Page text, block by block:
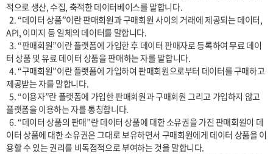
적으로 생산, 수집, 축적한 데이터베이스를 말합니다.
  2. “데이터 상품”이란 판매회원과 구매회원 사이의 거래에 제공되는 데이터,
API, 이미지 등 일체의 데이터를 말합니다.
  3. “판매회원”이란 플랫폼에 가입한 후 데이터 판매자로 등록하여 무료 데이
터 상품 및 유료 데이터 상품을 판매하는 자를 말합니다.
  4. “구매회원”이란 플랫폼에 가입하여 판매회원으로부터 데이터를 구매하고
제공받는 자를 말합니다.
  5. “이용자”란 플랫폼에 가입한 판매회원과 구매회원 그리고 가입하지 않고
플랫폼을 이용하는 자를 통칭합니다.
  6. “데이터 상품의 판매”란 데이터 상품에 대한 소유권을 가진 판매회원이 데
이터 상품에 대한 소유권은 그대로 보유하면서 구매회원에게 데이터 상품을 이
용할 수 있는 권리를 비독점적으로 부여하는 것을 말합니다.